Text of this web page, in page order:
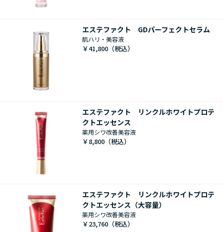
エステファクト GDパーフェクトセラム
肌ハリ・美容液
￥41,800
エステファクト リンクルホワイトプロテ
クトエッセンス
薬用シワ改善美容液
￥8,800
エステファクト リンクルホワイトプロテ
クトエッセンス（大容量）
薬用シワ改善美容液
￥23,760